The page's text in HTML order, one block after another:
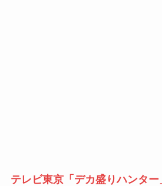
テレビ東京「デカ盛りハンタ